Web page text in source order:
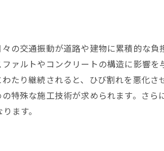
プラクティス
の交通振動が道路や建物に累積的な負
ァルトやコンクリートの構造に影響を
たり継続されると、ひび割れを悪化さ
特殊な施工技術が求められます。さら
ます。